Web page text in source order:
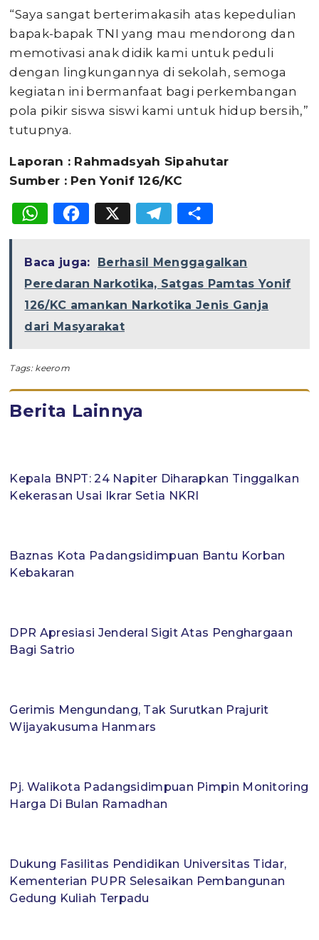
“Saya sangat berterimakasih atas kepedulian
bapak-bapak TNI yang mau mendorong dan
memotivasi anak didik kami untuk peduli
dengan lingkungannya di sekolah, semoga
kegiatan ini bermanfaat bagi perkembangan
pola pikir siswa siswi kami untuk hidup bersih,”
tutupnya.
Laporan : Rahmadsyah Sipahutar
Sumber : Pen Yonif 126/KC
WhatsApp
Facebook
X Telegram
Baca juga:
Berhasil Menggagalkan
Peredaran Narkotika, Satgas Pamtas Yonif
126/KC amankan Narkotika Jenis Ganja
dari Masyarakat
Tags: keerom
Berita Lainnya
Kepala BNPT: 24 Napiter Diharapkan Tinggalkan
Kekerasan Usai Ikrar Setia NKRI
Baznas Kota Padangsidimpuan Bantu Korban
Kebakaran
DPR Apresiasi Jenderal Sigit Atas Penghargaan
Bagi Satrio
Gerimis Mengundang, Tak Surutkan Prajurit
Wijayakusuma Hanmars
Pj. Walikota Padangsidimpuan Pimpin Monitoring
Harga Di Bulan Ramadhan
Dukung Fasilitas Pendidikan Universitas Tidar,
Kementerian PUPR Selesaikan Pembangunan
Gedung Kuliah Terpadu